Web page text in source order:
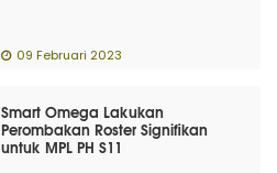
09 Februari 2023
Smart Omega Lakukan
Perombakan Roster Signifikan
untuk MPL PH S11